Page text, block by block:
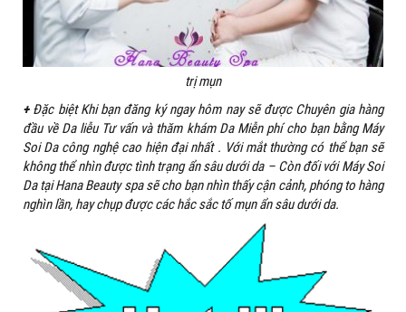
trị mụn
+ Đặc biệt Khi bạn đăng ký ngay hôm nay sẽ được Chuyên gia hàng
đầu về Da liễu Tư vấn và thăm khám Da Miễn phí cho bạn bằng Máy
Soi Da công nghệ cao hiện đại nhất . Với mắt thường có thể bạn sẽ
không thể nhìn được tình trạng ẩn sâu dưới da – Còn đối với Máy Soi
Da tại Hana Beauty spa sẽ cho bạn nhìn thấy cận cảnh, phóng to hàng
nghìn lần, hay chụp được các hắc sắc tố mụn ẩn sâu dưới da.